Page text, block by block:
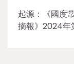
起源：《國度
摘報》2024年